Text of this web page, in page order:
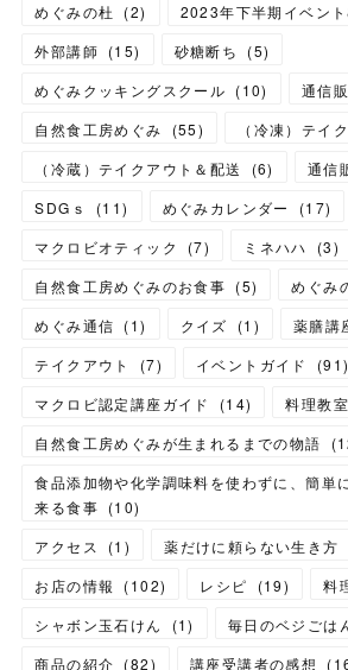
めぐみの杜 (2) 2023年下半期イベン
外部講師 (15) 砂糖断ち (5)
めぐみクッキングスクール (10) 通信
自然食工房めぐみ
(55) （冷凍）テイ
（冷蔵）テイクアウト＆配送
(6) 通信
SDGｓ
(11) めぐみカレンダー (17)
マクロビオティック
(7) ミネハハ (3)
自然食工房めぐみのお食事 (5) めぐみ
めぐみ通信 (1) クイズ (1 ) 薬膳講
テイクアウト
(7) イベントガイド (91)
マクロビ認定講座ガイド
(14) 料理教
自然食工房めぐみが生まれるまでの物語
(
食品添加物や化学調味料を使わずに、簡単
来る食事 (10)
アクセス
(1 ) 薬だけに頼らない生き方
お店の情報
(102) レシピ (19) 料
シャボン玉石けん
(1) 毎日のベジごは
商品の紹介 (82) 講座受講者の感想 (